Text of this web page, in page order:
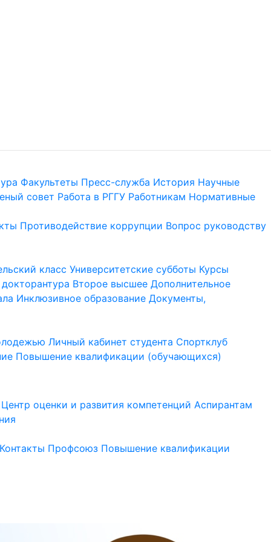
Факультеты Пресс-служба История Научные
совет Работа в РГГУ Работникам Нормативные
Противодействие коррупции Вопрос руководству
класс Университетские субботы Курсы
Второе высшее Дополнительное
Инклюзивное образование Документы,
Личный кабинет студента Спортклуб
Повышение квалификации (обучающихся)
Центр оценки и развития компетенций Аспирантам
Контакты Профсоюз Повышение квалификации